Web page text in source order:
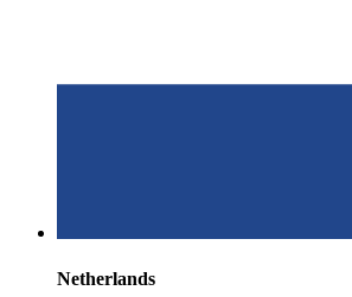
Netherlands